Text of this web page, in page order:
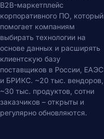
B2B-маркетплейс
корпоративного ПО, который
помогает компаниям
выбирать технологии на
основе данных и расширять
клиентскую базу
поставщиков в России, ЕАЭС
и БРИКС. ~20 тыс. вендоров,
~30 тыс. продуктов, сотни
заказчиков – открыты и
регулярно обновляются.